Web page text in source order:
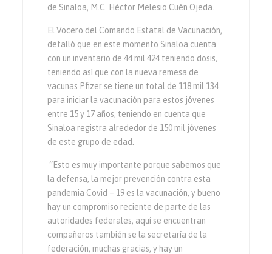
de Sinaloa, M.C. Héctor Melesio Cuén Ojeda.
El Vocero del Comando Estatal de Vacunación,
detalló que en este momento Sinaloa cuenta
con un inventario de 44 mil 424 teniendo dosis,
teniendo así que con la nueva remesa de
vacunas Pfizer se tiene un total de 118 mil 134
para iniciar la vacunación para estos jóvenes
entre 15 y 17 años, teniendo en cuenta que
Sinaloa registra alrededor de 150 mil jóvenes
de este grupo de edad.
“Esto es muy importante porque sabemos que
la defensa, la mejor prevención contra esta
pandemia Covid – 19 es la vacunación, y bueno
hay un compromiso reciente de parte de las
autoridades federales, aquí se encuentran
compañeros también se la secretaría de la
federación, muchas gracias, y hay un